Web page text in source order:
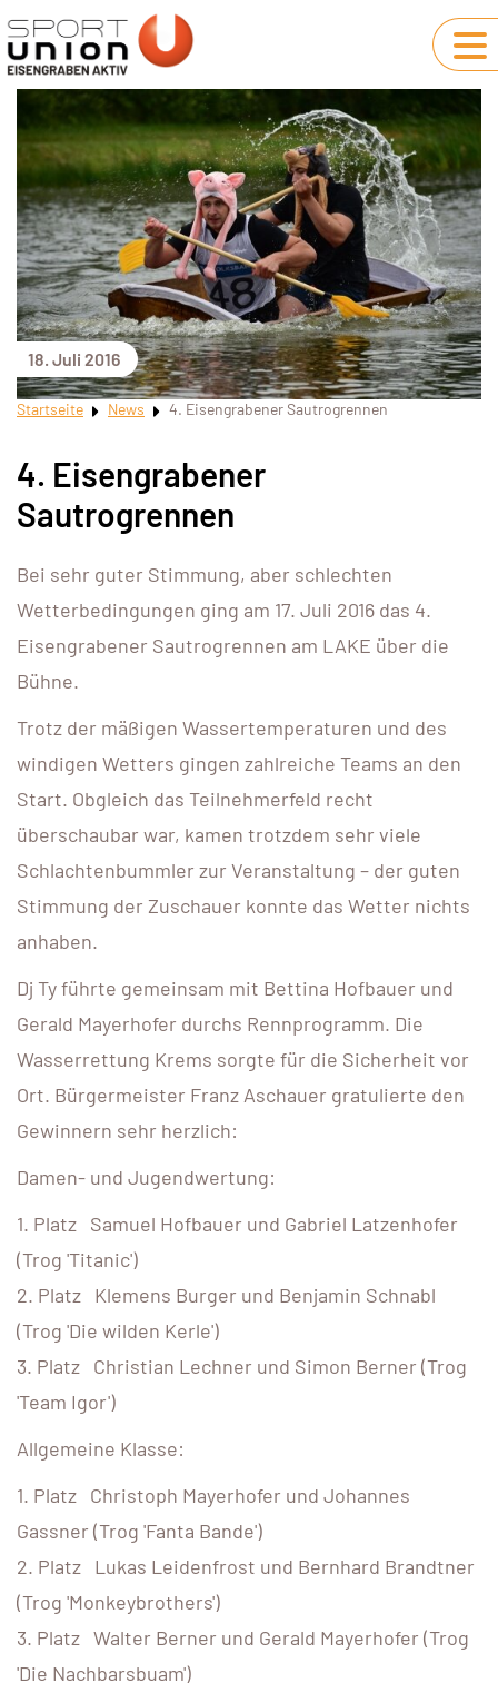
18. Juli 2016
Startseite News 4. Eisengrabener Sautrogrennen
4. Eisengrabener
Sautrogrennen
Bei sehr guter Stimmung, aber schlechten
Wetterbedingungen ging am 17. Juli 2016 das 4.
Eisengrabener Sautrogrennen am LAKE über die
Bühne.
Trotz der mäßigen Wassertemperaturen und des
windigen Wetters gingen zahlreiche Teams an den
Start. Obgleich das Teilnehmerfeld recht
überschaubar war, kamen trotzdem sehr viele
Schlachtenbummler zur Veranstaltung – der guten
Stimmung der Zuschauer konnte das Wetter nichts
anhaben.
Dj Ty führte gemeinsam mit Bettina Hofbauer und
Gerald Mayerhofer durchs Rennprogramm. Die
Wasserrettung Krems sorgte für die Sicherheit vor
Ort. Bürgermeister Franz Aschauer gratulierte den
Gewinnern sehr herzlich:
Damen- und Jugendwertung:
1. Platz Samuel Hofbauer und Gabriel Latzenhofer
(Trog 'Titanic')
2. Platz Klemens Burger und Benjamin Schnabl
(Trog 'Die wilden Kerle')
3. Platz Christian Lechner und Simon Berner (Trog
'Team Igor')
Allgemeine Klasse:
1. Platz Christoph Mayerhofer und Johannes
Gassner (Trog 'Fanta Bande')
2. Platz Lukas Leidenfrost und Bernhard Brandtner
(Trog 'Monkeybrothers')
3. Platz Walter Berner und Gerald Mayerhofer (Trog
'Die Nachbarsbuam')